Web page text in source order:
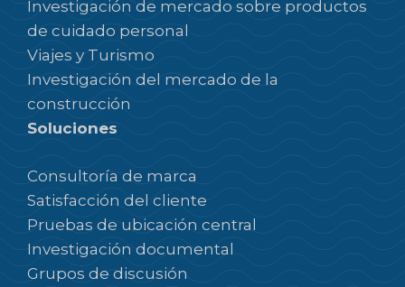
Investigación de mercado sobre productos
de cuidado personal
Viajes y Turismo
Investigación del mercado de la
construcción
Soluciones
Consultoría de marca
Satisfacción del cliente
Pruebas de ubicación central
Investigación documental
Grupos de discusión